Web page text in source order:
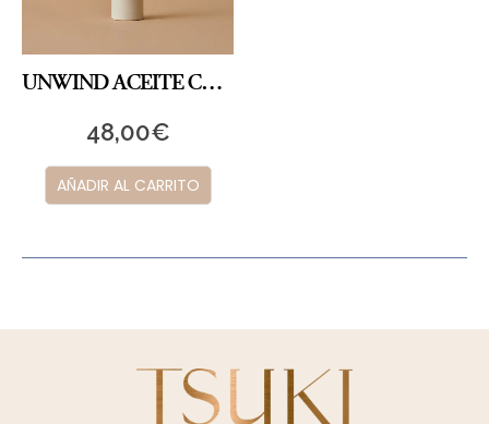
UNWIND ACEITE CORPORAL
48,00€
AÑADIR AL CARRITO